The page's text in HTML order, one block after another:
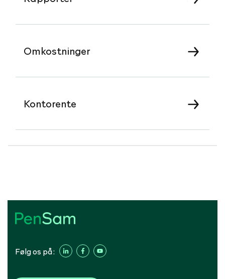
Omkostninger
Kontorente
Følg os på: